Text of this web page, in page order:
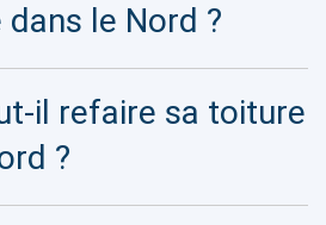
le Nord ?
il refaire sa toiture
?